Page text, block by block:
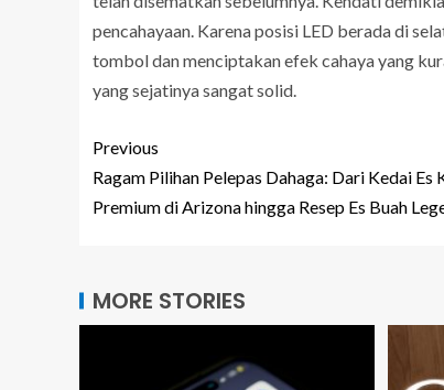
pencahayaan. Karena posisi LED berada di
tombol dan menciptakan efek cahaya yang
yang sejatinya sangat solid.
Previous
Ragam Pilihan Pelepas Dahaga: Dari Kedai Es
Premium di Arizona hingga Resep Es Buah
MORE STORIES